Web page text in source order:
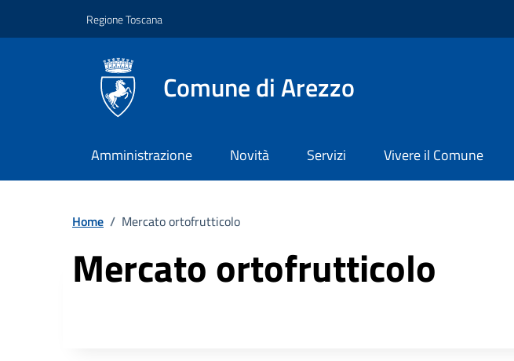
Regione Toscana
Comune di Arezzo
Amministrazione Novità Servizi Vivere il Comune
Home / Mercato ortofrutticolo
Mercato ortofrutticolo